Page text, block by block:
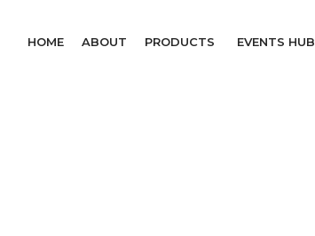
HOME ABOUT PRODUCTS EVENTS HUB